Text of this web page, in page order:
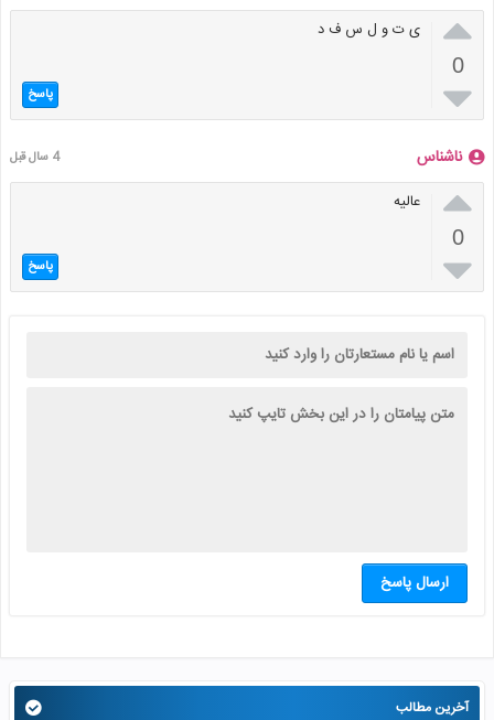

0

ی ت و ل س ف د
پاسخ
ناشناس 4 سال قبل

0

عالیه
پاسخ
ارسال پاسخ
آخرین مطالب